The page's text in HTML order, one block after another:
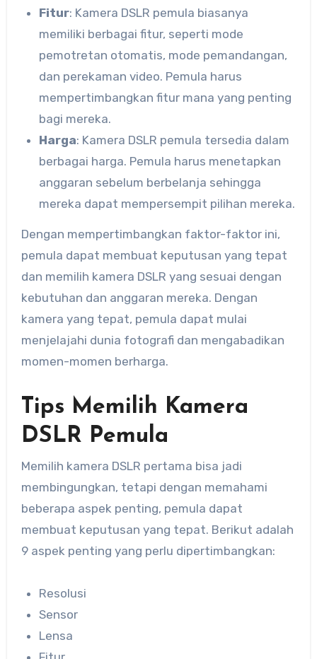
Fitur: Kamera DSLR pemula biasanya
memiliki berbagai fitur, seperti mode
pemotretan otomatis, mode pemandangan,
dan perekaman video. Pemula harus
mempertimbangkan fitur mana yang penting
bagi mereka.
Harga: Kamera DSLR pemula tersedia dalam
berbagai harga. Pemula harus menetapkan
anggaran sebelum berbelanja sehingga
mereka dapat mempersempit pilihan mereka.
Dengan mempertimbangkan faktor-faktor ini,
pemula dapat membuat keputusan yang tepat
dan memilih kamera DSLR yang sesuai dengan
kebutuhan dan anggaran mereka. Dengan
kamera yang tepat, pemula dapat mulai
menjelajahi dunia fotografi dan mengabadikan
momen-momen berharga.
Tips Memilih Kamera
DSLR Pemula
Memilih kamera DSLR pertama bisa jadi
membingungkan, tetapi dengan memahami
beberapa aspek penting, pemula dapat
membuat keputusan yang tepat. Berikut adalah
9 aspek penting yang perlu dipertimbangkan:
Resolusi
Sensor
Lensa